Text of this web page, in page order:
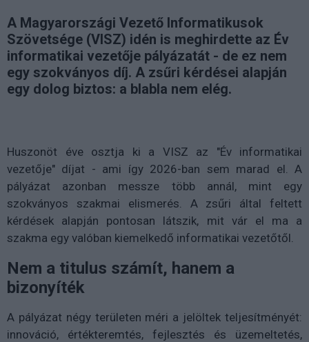
A Magyarországi Vezető Informatikusok
Szövetsége (VISZ) idén is meghirdette az Év
informatikai vezetője pályázatát - de ez nem
egy szokványos díj. A zsűri kérdései alapján
egy dolog biztos: a blabla nem elég.
Huszonöt éve osztja ki a VISZ az "Év informatikai
vezetője" díjat - ami így 2026-ban sem marad el. A
pályázat azonban messze több annál, mint egy
szokványos szakmai elismerés. A zsűri által feltett
kérdések alapján pontosan látszik, mit vár el ma a
szakma egy valóban kiemelkedő informatikai vezetőtől.
Nem a titulus számít, hanem a
bizonyíték
A pályázat négy területen méri a jelöltek teljesítményét:
innováció, értékteremtés, fejlesztés és üzemeltetés,